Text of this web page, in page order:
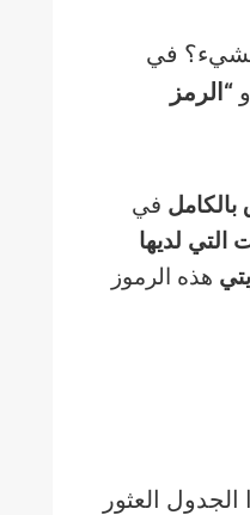
في
“الرمز
في
لديها
هذه الرموز
العثور